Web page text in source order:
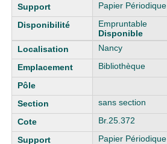
Papier Périodique
Empruntable
Disponible
Nancy
Bibliothèque
sans section
Br.25.372
Papier Périodique